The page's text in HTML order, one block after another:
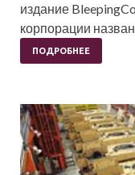
издание
корпорации
ПОДРОБНЕЕ